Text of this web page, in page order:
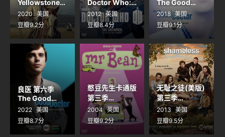
Yellowstone
Season 3
2020 美国
豆瓣9.2分
Doctor Who:
The Snowmen
2012 英国
豆瓣8.4分
The Good
Doctor
Season 2
2018 美国
豆瓣9.1分
良医 第六季
The Good
Doctor
Season 6
2022 美国
豆瓣8.7分
憨豆先生卡通版
第三季
Mr.Bean: The
Animated
Series Season
3
2004 英国
豆瓣9.2分
无耻之徒(美版)
第三季
Shameless
Season 3
2013
美国
豆瓣9.5分